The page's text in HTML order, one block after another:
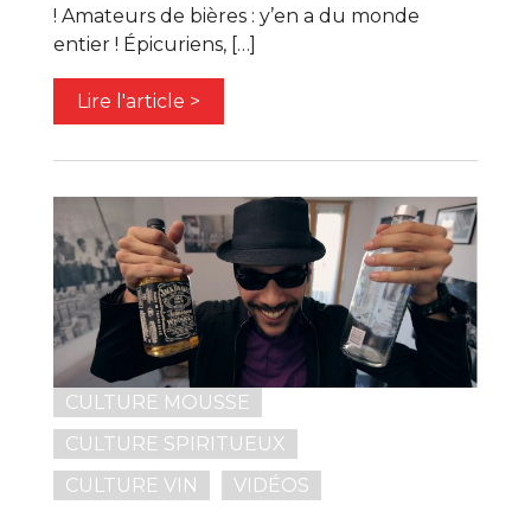
! Amateurs de bières : y’en a du monde
entier ! Épicuriens, […]
Lire l'article >
CULTURE MOUSSE
CULTURE SPIRITUEUX
CULTURE VIN
VIDÉOS